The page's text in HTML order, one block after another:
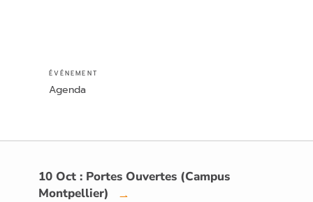
ÉVÉNEMENT
Agenda
10 Oct : Portes Ouvertes (Campus
Montpellier)
→